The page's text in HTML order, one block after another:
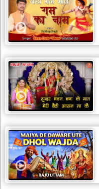
bawa
lal
dayal
bhajans
शनि
देव
भजन
shani
dev
bhajans
आज
का
भजन
bhajan
of
the
day
भजन
जोड़ें